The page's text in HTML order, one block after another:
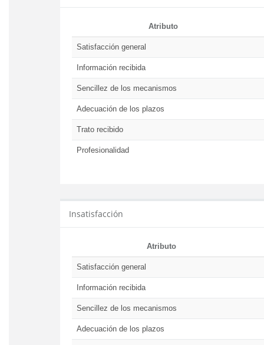
Atributo
Satisfacción general
Información recibida
Sencillez de los mecanismos
Adecuación de los plazos
Trato recibido
Profesionalidad
Insatisfacción
Atributo
Satisfacción general
Información recibida
Sencillez de los mecanismos
Adecuación de los plazos